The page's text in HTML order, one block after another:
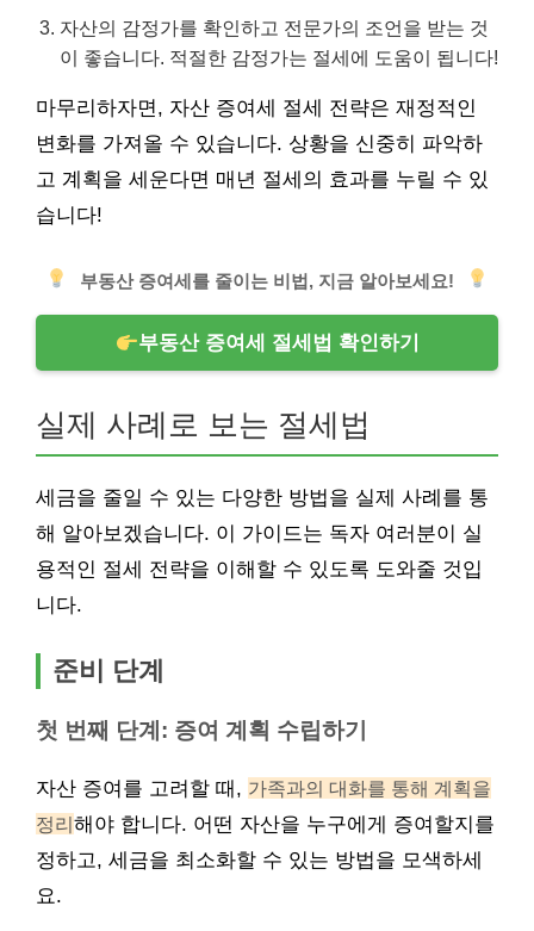
자산의 감정가를 확인하고 전문가의 조언을 받는 것
이 좋습니다. 적절한 감정가는 절세에 도움이 됩니다!
마무리하자면, 자산 증여세 절세 전략은 재정적인
변화를 가져올 수 있습니다. 상황을 신중히 파악하
고 계획을 세운다면 매년 절세의 효과를 누릴 수 있
습니다!
부동산 증여세를 줄이는 비법, 지금 알아보세요!
부동산 증여세 절세법 확인하기
실제 사례로 보는 절세법
세금을 줄일 수 있는 다양한 방법을 실제 사례를 통
해 알아보겠습니다. 이 가이드는 독자 여러분이 실
용적인 절세 전략을 이해할 수 있도록 도와줄 것입
니다.
준비 단계
첫 번째 단계: 증여 계획 수립하기
자산 증여를 고려할 때, 가족과의 대화를 통해 계획을
정리해야 합니다. 어떤 자산을 누구에게 증여할지를
정하고, 세금을 최소화할 수 있는 방법을 모색하세
요.